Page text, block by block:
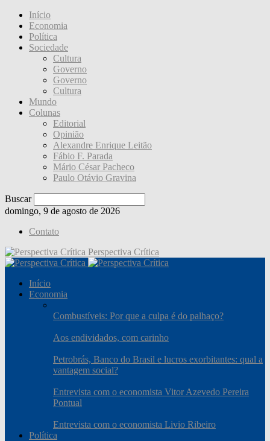
Início
Economia
Política
Sociedade
Cultura
Governo
Governo
Cultura
Mundo
Colunas
Editorial
Opinião
Alexandre Enrique Leitão
Fábio F. Parada
Mário César Pacheco
Paulo Otávio Gravina
Buscar
domingo, 9 de agosto de 2026
Contato
Perspectiva Crítica
Início
Economia
Combustíveis: Por que a culpa é do palhaço?
Aos endividados, com carinho
Petrobrás, Banco do Brasil e lucros exorbitantes: qual a
vantagem social?
Entrevista com o economista Vitor Azevedo Pereira
Pontual
Entrevista com o economista Livio Ribeiro
Política